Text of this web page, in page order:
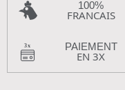
100%
FRANCAIS
PAIEMENT
EN 3X